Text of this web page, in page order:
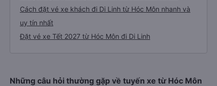
Cách đặt vé xe khách đi Di Linh từ Hóc Môn nhanh và
uy tín nhất
Đặt vé xe Tết 2027 từ Hóc Môn đi Di Linh
Những câu hỏi thường gặp về tuyến xe từ Hóc Môn